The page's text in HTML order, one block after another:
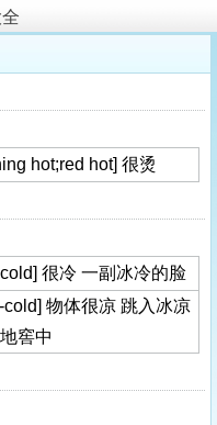
hot;red hot] 很烫
很冷 一副冰冷的脸
物体很凉 跳入冰凉
窖中